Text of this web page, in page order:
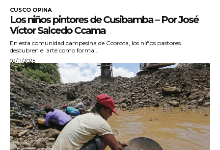
CUSCO OPINA
Los niños pintores de Cusibamba – Por José
Víctor Salcedo Ccama
En esta comunidad campesina de Ccorcca, los niños pastores
descubren el arte como forma...
02/11/2025